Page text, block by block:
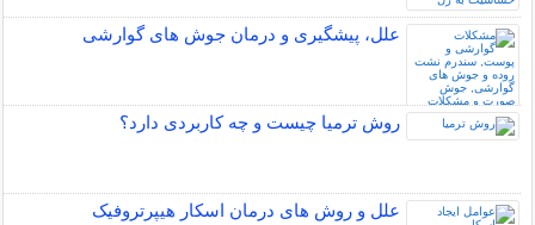
علل، پیشگیری و درمان جوش های گوارشی
روش ترمیا چیست و چه کاربردی دارد؟
علل و روش های درمان اسکار هیپرتروفیک